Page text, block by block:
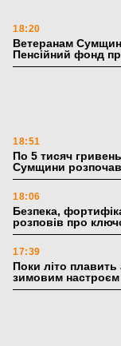
18:20
Ветеранам
Пенсійний фонд
18:51
По 5 тисяч
Сумщини
18:06
Безпека,
розповів про
17:39
Поки літо плавить
зимовим настроєм